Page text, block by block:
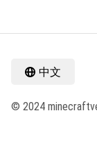
中文
© 2024